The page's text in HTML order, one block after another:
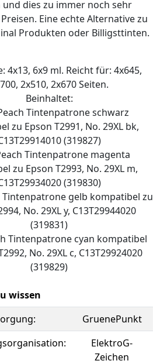
und dies zu immer noch sehr
Eine echte Alternative zu
Produkten oder Billigsttinten.
4x13, 6x9 ml. Reicht für: 4x645,
2x510, 2x670 Seiten.
Beinhaltet:
Tintenpatrone schwarz
zu Epson T2991, No. 29XL bk,
(319827)
Tintenpatrone magenta
zu Epson T2993, No. 29XL m,
(319830)
Tintenpatrone gelb kompatibel zu
No. 29XL y, C13T29944020
(319831)
Tintenpatrone cyan kompatibel
No. 29XL c, C13T29924020
(319829)
wissen
GruenePunkt
ElektroG-
Zeichen